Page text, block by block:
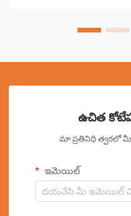
ఉచిత
మా ప్రతినిధి త్వరలో
ఇమెయిల్